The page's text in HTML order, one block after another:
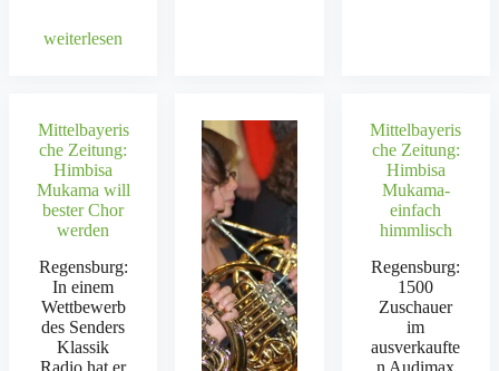
weit­er­lesen
Mittelbayeris
che Zeitung:
Himbisa
Mukama will
bester Chor
werden
Regens­burg:
In einem
Wet­tbe­werb
des Senders
Klas­sik
Radio hat er
Mittelbayeris
che Zeitung:
Himbisa
Mukama-
einfach
himmlisch
Regens­burg:
1500
Zuschauer
im
ausverkaufte
n Audi­max